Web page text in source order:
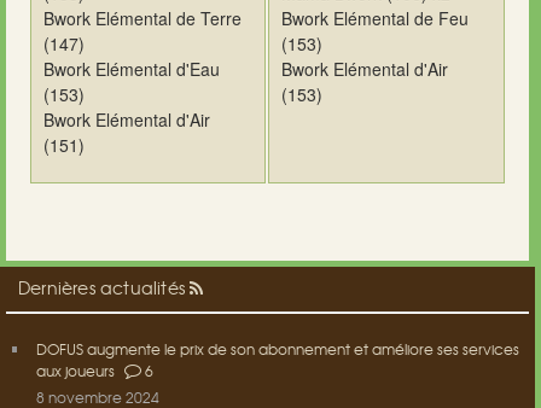
Bwork Elémental de Terre
(147)
Bwork Elémental d'Eau
(153)
Bwork Elémental d'Air
(151)
Bwork Elémental de Feu
(153)
Bwork Elémental d'Air
(153)
Dernières actualités
DOFUS augmente le prix de son abonnement et améliore ses services
aux joueurs
6
8 novembre 2024